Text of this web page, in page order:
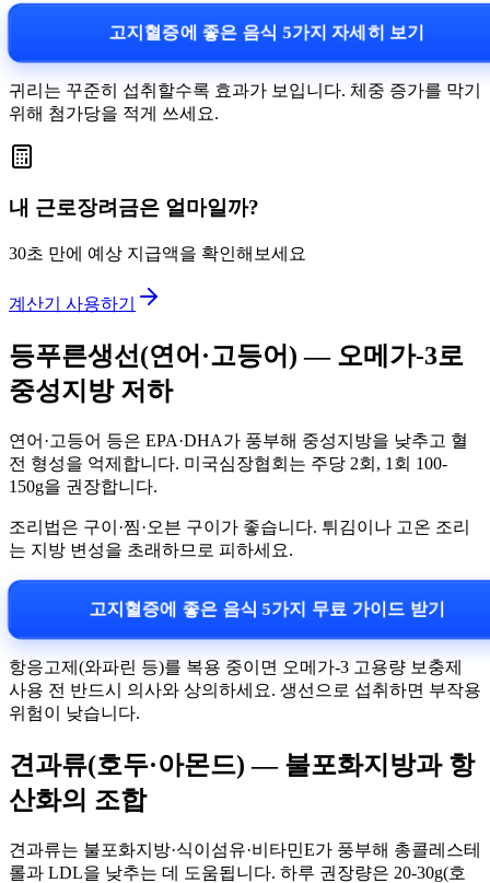
고지혈증에 좋은 음식 5가지 자세히 보기
귀리는 꾸준히 섭취할수록 효과가 보입니다. 체중 증가를 막기
위해 첨가당을 적게 쓰세요.
내 근로장려금은 얼마일까?
30초 만에 예상 지급액을 확인해보세요
계산기 사용하기
등푸른생선(연어·고등어) — 오메가-3로
중성지방 저하
연어·고등어 등은 EPA·DHA가 풍부해 중성지방을 낮추고 혈
전 형성을 억제합니다. 미국심장협회는 주당 2회, 1회 100-
150g을 권장합니다.
조리법은 구이·찜·오븐 구이가 좋습니다. 튀김이나 고온 조리
는 지방 변성을 초래하므로 피하세요.
고지혈증에 좋은 음식 5가지 무료 가이드 받기
항응고제(와파린 등)를 복용 중이면 오메가-3 고용량 보충제
사용 전 반드시 의사와 상의하세요. 생선으로 섭취하면 부작용
위험이 낮습니다.
견과류(호두·아몬드) — 불포화지방과 항
산화의 조합
견과류는 불포화지방·식이섬유·비타민E가 풍부해 총콜레스테
롤과 LDL을 낮추는 데 도움됩니다. 하루 권장량은 20-30g(호